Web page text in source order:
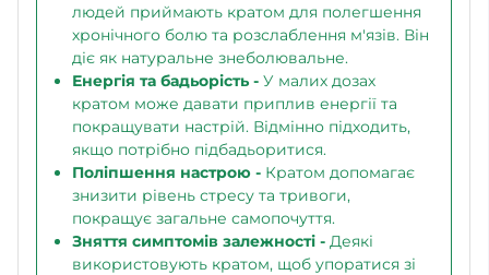
людей приймають кратом для полегшення
хронічного болю та розслаблення м'язів. Він
діє як натуральне знеболювальне.
Енергія та бадьорість - У малих дозах
кратом може давати приплив енергії та
покращувати настрій. Відмінно підходить,
якщо потрібно підбадьоритися.
Поліпшення настрою - Кратом допомагає
знизити рівень стресу та тривоги,
покращує загальне самопочуття.
Зняття симптомів залежності - Деякі
використовують кратом, щоб упоратися зі